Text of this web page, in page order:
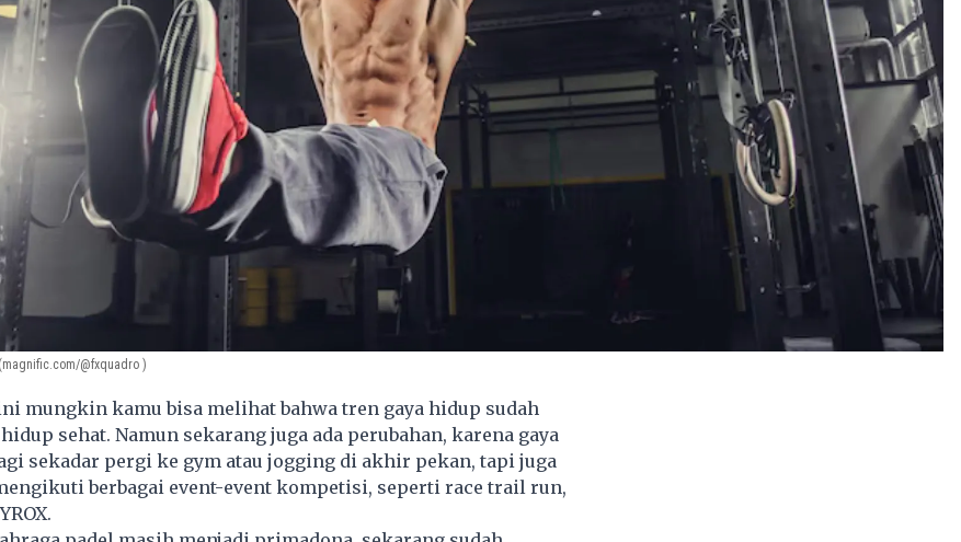
(magnific.com/@fxquadro )
mungkin kamu bisa melihat bahwa tren gaya hidup sudah
sehat. Namun sekarang juga ada perubahan, karena gaya
sekadar pergi ke gym atau jogging di akhir pekan, tapi juga
berbagai event-event kompetisi, seperti race trail run,
.